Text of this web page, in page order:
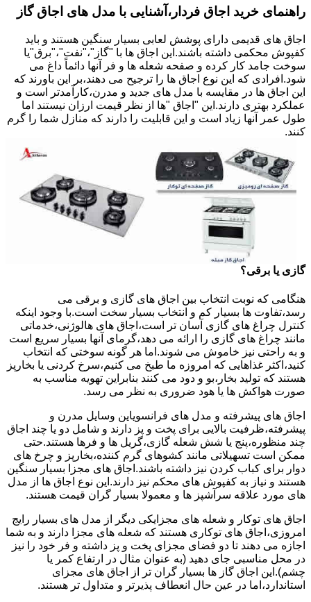
راهنمای خرید اجاق فردار،آشنایی با مدل های اجاق گاز
اجاق های قدیمی دارای پوشش لعابی بسیار سنگین هستند و باید
کفپوش محکمی داشته باشند.این اجاق ها با "گاز"،"نفت"،"برق"یا
سوخت جامد کار کرده و صفحه شعله ها و فر آنها دائماً داغ می
شود.افرادی که این نوع اجاق ها را ترجیح می دهند،بر این باورند که
این اجاق ها در مقایسه با مدل های جدید و مدرن،کارآمدتر است و
عملکرد بهتری دارند.این "اجاق "ها از نظر قیمت ارزان نیستند اما
طول عمر آنها زیاد است و این قابلیت را دارند که منازل شما را گرم
کنند.
گازی یا برقی؟
هنگامی که نوبت انتخاب بین اجاق های گازی و برقی می
رسد،تفاوت ها بسیار کم و انتخاب بسیار سخت است.با وجود اینکه
کنترل چراغ های گازی آسان تر است،اجاق های هالوژنی،خدماتی
مانند چراغ های گازی را ارائه می دهد،گرمای آنها بسیار سریع است
و به راحتی نیز خاموش می شوند.اما هر گونه سوختی که انتخاب
کنید،اکثر غذاهایی که امروزه ما طبخ می کنیم،سرخ کردنی یا بخارپز
هستند که تولید بخار،بو و دود می کنند بنابراین تهویه مناسب به
صورت هواکش ها یا هود ضروری به نظر می رسد.
اجاق های پیشرفته و مدل های فرانسویاین وسایل مدرن و
پیشرفته،ظرفیت بالایی برای پخت و پز دارند و شامل دو یا چند اجاق
چند منظوره،پنج یا شش شعله گازی،گریل ها و فرها هستند.حتی
ممکن است تسهیلاتی مانند کشوهای گرم کننده،بخارپز و چرخ های
دوار برای کباب کردن نیز داشته باشند.اجاق های مجزا بسیار سنگین
هستند و نیاز به کفپوش های محکم نیز دارند.این نوع اجاق ها از مدل
های مورد علاقه سرآشپز ها و معمولا بسیار گران قیمت هستند.
اجاق های توکار و شعله های مجزایکی دیگر از مدل های بسیار رایج
امروزی،اجاق های توکاری هستند که شعله های مجزا دارند و به شما
اجازه می دهند تا دو فضای مجزای پخت و پز داشته و فر خود را نیز
در محل مناسبی جای دهید (به عنوان مثال در ارتفاع کمر یا
چشم).این اجاق گاز ها بسیار گران تر از اجاق های مجزای
استاندارد،اما در عین حال انعطاف پذیرتر و متداول تر هستند.